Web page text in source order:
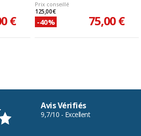
€
Prix conseillé
125,00 €
-40% 75,00 €
Avis Vérifiés
9,7/10 - Excellent